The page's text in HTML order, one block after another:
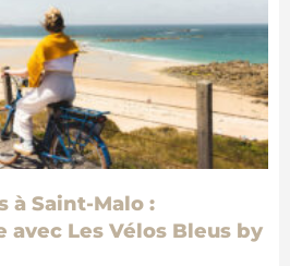
à Saint-Malo :
avec Les Vélos Bleus by